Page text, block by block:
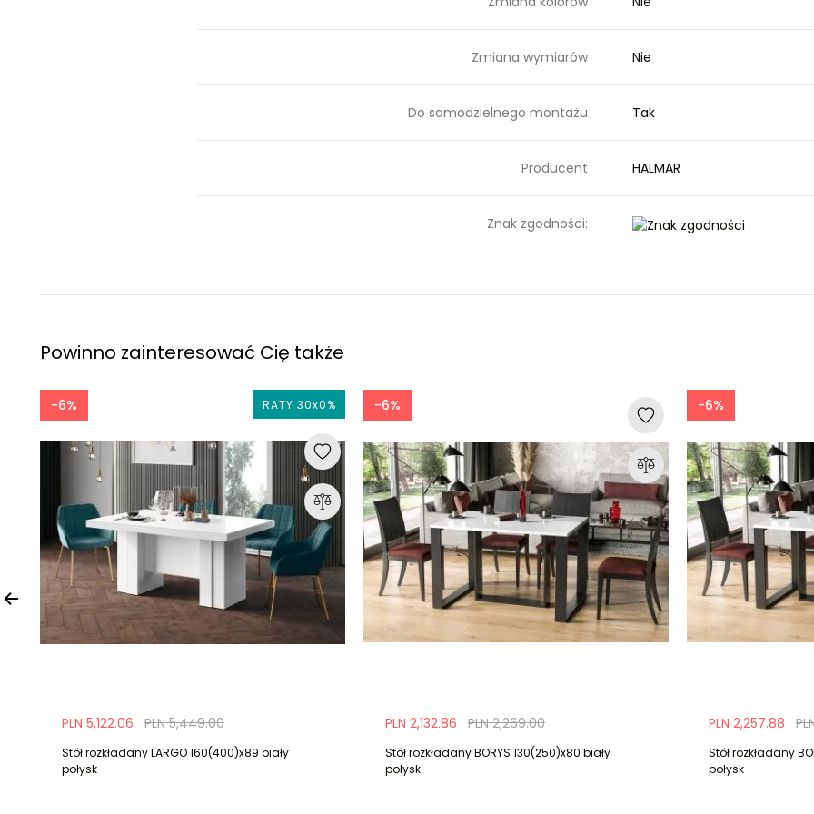
Zmiana wymiarów Nie
Do samodzielnego montażu Tak
Producent HALMAR
Znak zgodności:
Powinno zainteresować Cię także
-6% RATY 30x0%
PLN 5,449.00
PLN 5,122.06
Stół rozkładany LARGO 160(400)x89 biały
połysk
-6%
PLN 2,269.00
PLN 2,132.86
Stół rozkładany BORYS 130(250)x80 biały
połysk
-6%
PLN 2,257.88
Stół rozkładany
połysk